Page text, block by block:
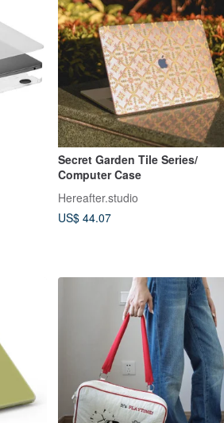
Secret Garden Tile Series/
Computer Case
Hereafter.studio
US$ 44.07